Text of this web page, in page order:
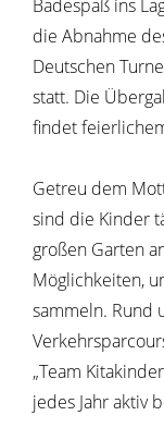
Badespaß ins
die Abnahme
Deutschen
statt. Die
findet
Getreu dem
sind die Kinder
großen Garten
Möglichkeiten,
sammeln. Rund
„Team
jedes Jahr aktiv